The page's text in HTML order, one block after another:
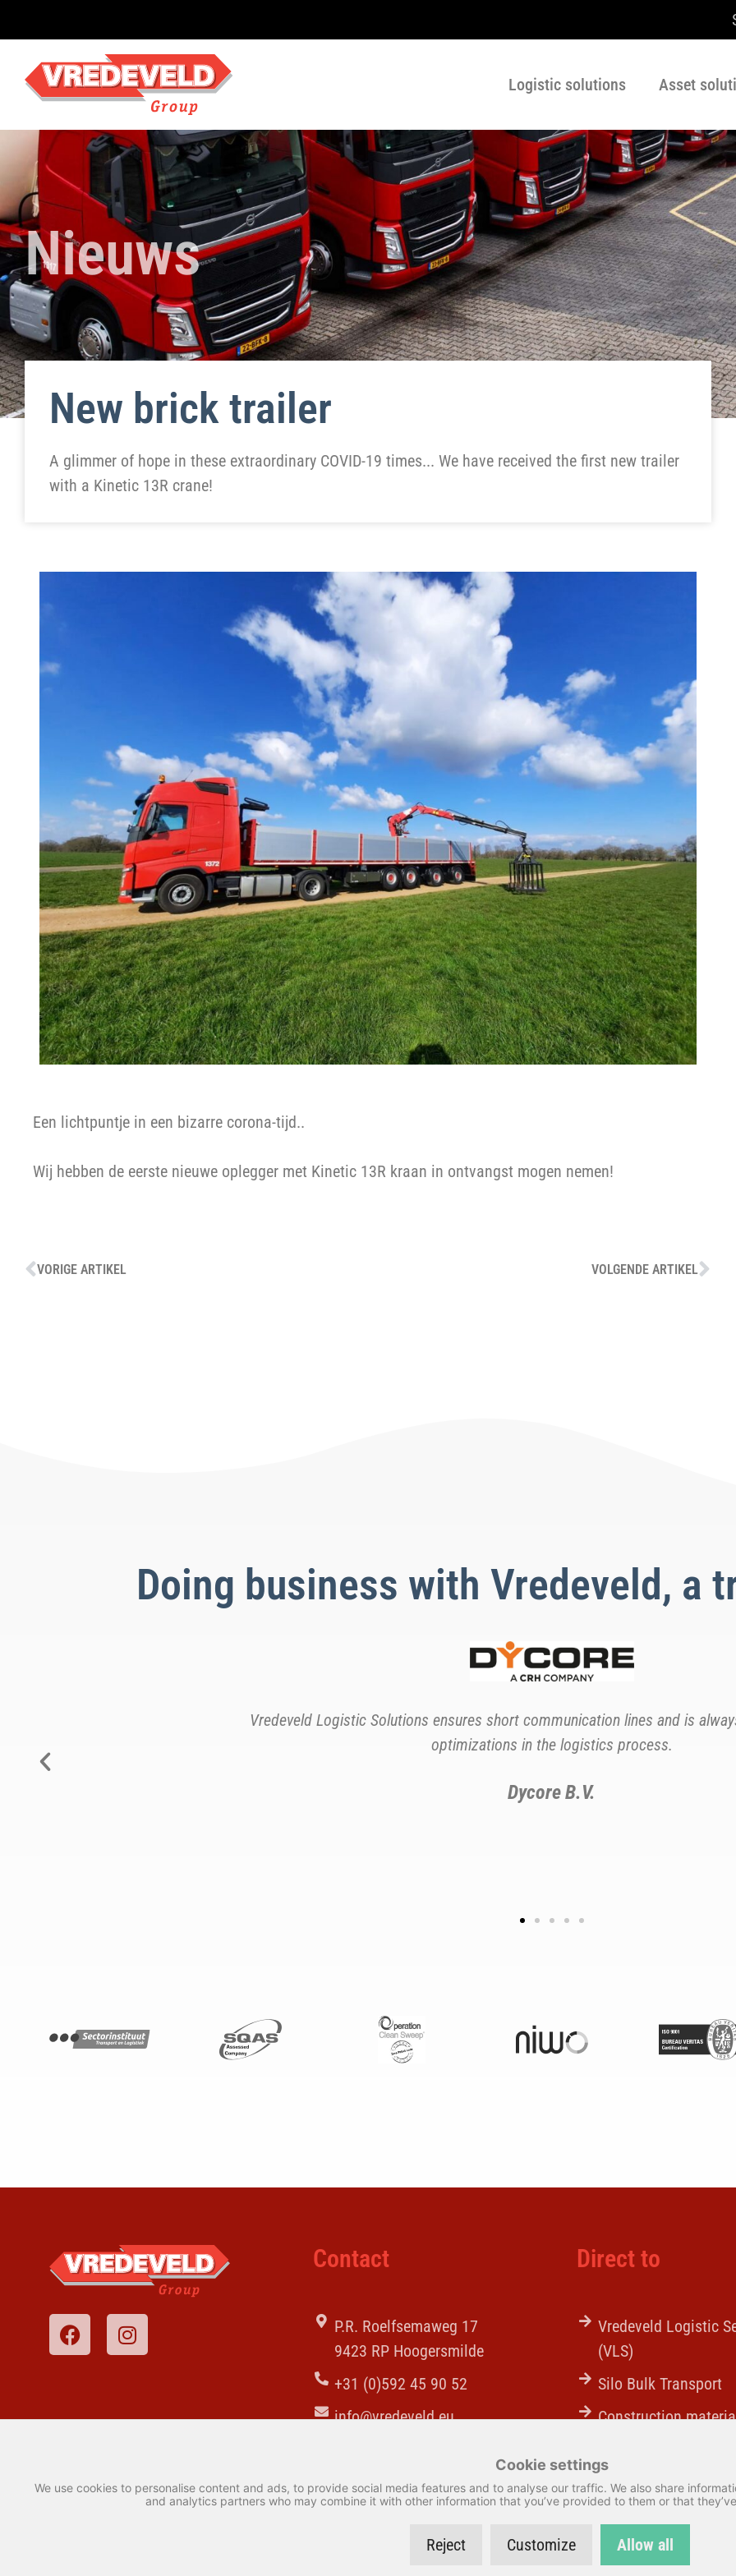
Logistic solutions Asset
Nieuws
New brick trailer
A glimmer of hope in these extraordinary COVID-19 times... We have received the first new trailer
with a Kinetic 13R crane!
Een lichtpuntje in een bizarre corona-tijd..
Wij hebben de eerste nieuwe oplegger met Kinetic 13R kraan in ontvangst mogen nemen!
VORIGE ARTIKEL VOLGENDE ARTIKEL
Doing business with Vredeveld, a
Mijn ervaring is, Calduran en VLS geen woorden maar daden, van fabriek naar
Calduran Kalkzandsteen
Contact
P.R. Roelfsemaweg 17
9423 RP Hoogersmilde
+31 (0)592 45 90 52
info@vredeveld.eu
Direct to
Vredeveld Logistic
(VLS)
Silo Bulk Transport
Construction
Tankcleaning
Cookie settings
We use cookies to personalise content and ads, to provide social media features and to analyse our traffic. We also share
and analytics partners who may combine it with other information that you’ve provided to them or that
Reject Customize Allow all